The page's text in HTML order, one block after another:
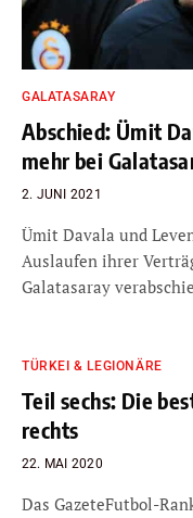
GALATASARAY
Abschied: Ümit
mehr bei
2. JUNI 2021
Ümit Davala und
Auslaufen ihrer
Galatasaray
TÜRKEI & LEGIONÄRE
Teil sechs: Die
rechts
22. MAI 2020
Das GazeteFutbol-